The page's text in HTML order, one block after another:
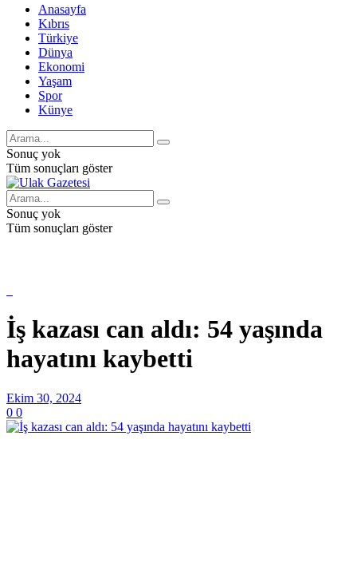
Anasayfa
Kıbrıs
Türkiye
Dünya
Ekonomi
Yaşam
Spor
Künye
Sonuç yok
Tüm sonuçları göster
Sonuç yok
Tüm sonuçları göster
İş kazası can aldı: 54 yaşında
hayatını kaybetti
Ekim 30, 2024
0 0